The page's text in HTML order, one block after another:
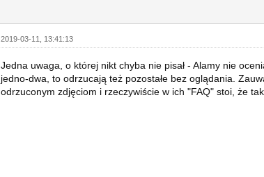
2019-03-11, 13:41:13
Jedna uwaga, o której nikt chyba nie pisał - Alamy nie
jedno-dwa, to odrzucają też pozostałe bez oglądania.
odrzuconym zdjęciom i rzeczywiście w ich "FAQ" stoi, że